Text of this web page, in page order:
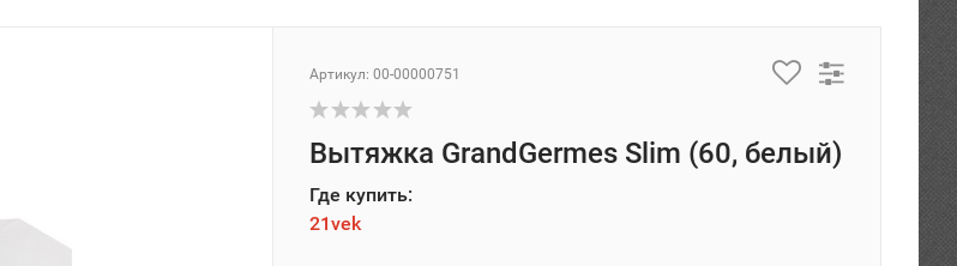
Артикул: 00-00000751
Вытяжка GrandGermes Slim (60, белый)
Где купить:
21vek